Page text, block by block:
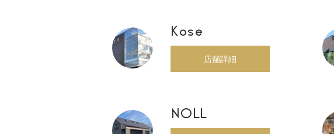
Kose
店舗詳細
NOLL